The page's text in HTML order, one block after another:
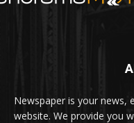
Newspaper is your news,
website. We provide you